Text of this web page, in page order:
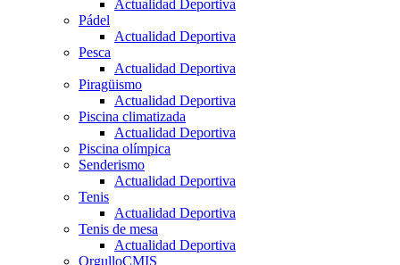
Actualidad Deportiva
Pádel
Actualidad Deportiva
Pesca
Actualidad Deportiva
Piragüismo
Actualidad Deportiva
Piscina climatizada
Actualidad Deportiva
Piscina olímpica
Senderismo
Actualidad Deportiva
Tenis
Actualidad Deportiva
Tenis de mesa
Actualidad Deportiva
OrgulloCMIS